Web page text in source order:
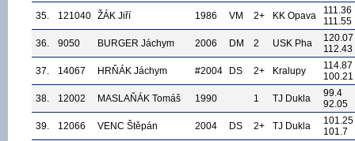
35.
121040 ŽÁK Jiří 1986 VM 2+ KK Opava
111.36
111.55
36.
9050 BURGER Jáchym 2006 DM 2 USK Pha
120.07
112.43
37.
14067 HRŇÁK Jáchym #2004 DS 2+ Kralupy
114.87
100.21
38.
12002 MASLAŇÁK Tomáš 1990 1 TJ Dukla
99.4
92.05
39.
12066 VENC Štěpán 2004 DS 2+ TJ Dukla
101.25
101.7